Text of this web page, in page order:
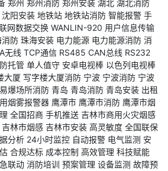
郑州 郑州消防 郑州安装 湖北 湖北消防
沈阳安装 地铁站 地铁站消防 智能报警 手
网数据交换 WANLIN-920 用户信息传输
防 珠海安装 电力能源 电力能源消防 消
无线 TCP通信 RS485 CAN总线 RS232
托管 单人值守 安卓电视棒 以色列电视棒
大厦 写字楼大厦消防 宁波 宁波消防 宁波
爆场所消防 青岛 青岛消防 青岛安装 出租
烟雾报警器 鹰潭市 鹰潭市消防 鹰潭市烟
全国招商 手机推送 吉林市商用火灾烟感
吉林市烟感 吉林市安装 高灵敏度 全国联保
分析 24小时监控 自动报警 电气监测 安
合规达标 成本控制 高效管理 科技赋能
联动 消防培训 预案管理 设备监测 故障预